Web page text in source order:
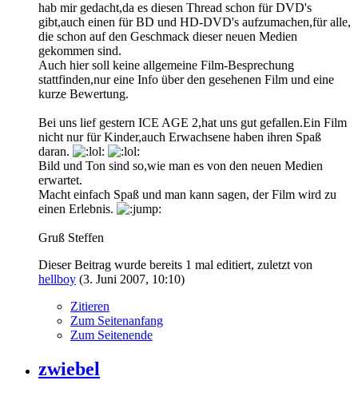
hab mir gedacht,da es diesen Thread schon für DVD's
gibt,auch einen für BD und HD-DVD's aufzumachen,für alle,
die schon auf den Geschmack dieser neuen Medien
gekommen sind.
Auch hier soll keine allgemeine Film-Besprechung
stattfinden,nur eine Info über den gesehenen Film und eine
kurze Bewertung.
Bei uns lief gestern ICE AGE 2,hat uns gut gefallen.Ein Film
nicht nur für Kinder,auch Erwachsene haben ihren Spaß
daran.
Bild und Ton sind so,wie man es von den neuen Medien
erwartet.
Macht einfach Spaß und man kann sagen, der Film wird zu
einen Erlebnis.
Gruß Steffen
Dieser Beitrag wurde bereits 1 mal editiert, zuletzt von
hellboy (3. Juni 2007, 10:10)
Zitieren
Zum Seitenanfang
Zum Seitenende
zwiebel